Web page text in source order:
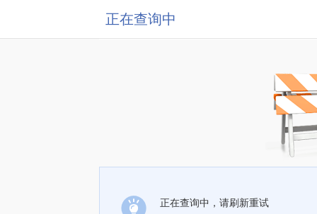
正在查询中
正在查询中，请刷新重试